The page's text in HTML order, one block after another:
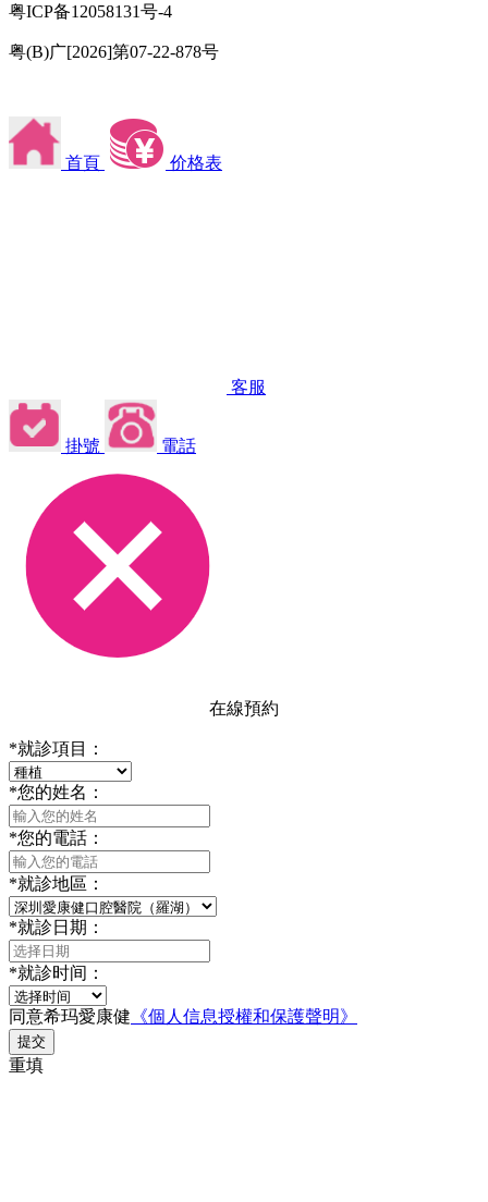
粤ICP备12058131号-4
粤(B)广[2026]第07-22-878号
首頁 价格表
客服
掛號 電話
在線預約
*就診項目：
*您的姓名：
*您的電話：
*就診地區：
*就診日期：
*就診时间：
同意希玛愛康健 《個人信息授權和保護聲明》
提交
重填